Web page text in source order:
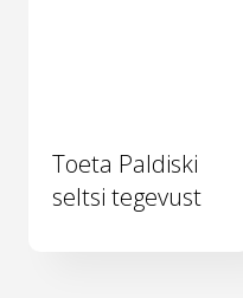
Toeta Paldiski
seltsi tegevust